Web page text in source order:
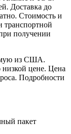
Доставка до
Стоимость и
транспортной
получении
из США.
цене. Цена
Подробности
пакет